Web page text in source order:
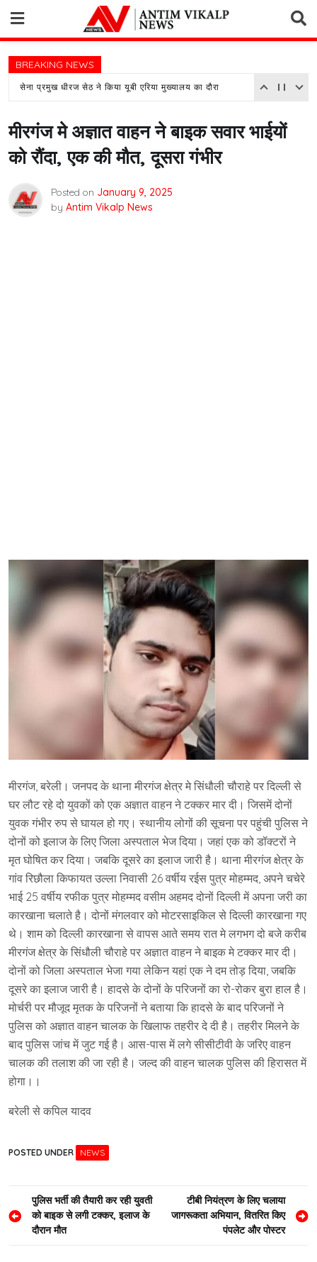
content
BREAKING NEWS
सेना प्रमुख धीरज सेठ ने किया यूबी एरिया मुख्यालय का दौरा
मीरगंज मे अज्ञात वाहन ने बाइक सवार भाईयों
को रौंदा, एक की मौत, दूसरा गंभीर
Posted on January 9, 2025
by Antim Vikalp News
मीरगंज, बरेली। जनपद के थाना मीरगंज क्षेत्र मे सिंधौली चौराहे पर दिल्ली से
घर लौट रहे दो युवकों को एक अज्ञात वाहन ने टक्कर मार दी। जिसमें दोनों
युवक गंभीर रुप से घायल हो गए। स्थानीय लोगों की सूचना पर पहुंची पुलिस ने
दोनों को इलाज के लिए जिला अस्पताल भेज दिया। जहां एक को डॉक्टरों ने
मृत घोषित कर दिया। जबकि दूसरे का इलाज जारी है। थाना मीरगंज क्षेत्र के
गांव रिछौला किफायत उल्ला निवासी 26 वर्षीय रईस पुत्र मोहम्मद, अपने चचेरे
भाई 25 वर्षीय रफीक पुत्र मोहम्मद वसीम अहमद दोनों दिल्ली में अपना जरी का
कारखाना चलाते है। दोनों मंगलवार को मोटरसाइकिल से दिल्ली कारखाना गए
थे। शाम को दिल्ली कारखाना से वापस आते समय रात मे लगभग दो बजे करीब
मीरगंज क्षेत्र के सिंधौली चौराहे पर अज्ञात वाहन ने बाइक मे टक्कर मार दी।
दोनों को जिला अस्पताल भेजा गया लेकिन यहां एक ने दम तोड़ दिया, जबकि
दूसरे का इलाज जारी है। हादसे के दोनों के परिजनों का रो-रोकर बुरा हाल है।
मोर्चरी पर मौजूद मृतक के परिजनों ने बताया कि हादसे के बाद परिजनों ने
पुलिस को अज्ञात वाहन चालक के खिलाफ तहरीर दे दी है। तहरीर मिलने के
बाद पुलिस जांच में जुट गई है। आस-पास में लगे सीसीटीवी के जरिए वाहन
चालक की तलाश की जा रही है। जल्द की वाहन चालक पुलिस की हिरासत में
होगा।।
बरेली से कपिल यादव
POSTED UNDER NEWS
Post
navigation
पुलिस भर्ती की तैयारी कर रही युवती
को बाइक से लगी टक्कर, इलाज के
दौरान मौत
टीबी नियंत्रण के लिए चलाया
जागरूकता अभियान, वितरित किए
पंपलेट और पोस्टर